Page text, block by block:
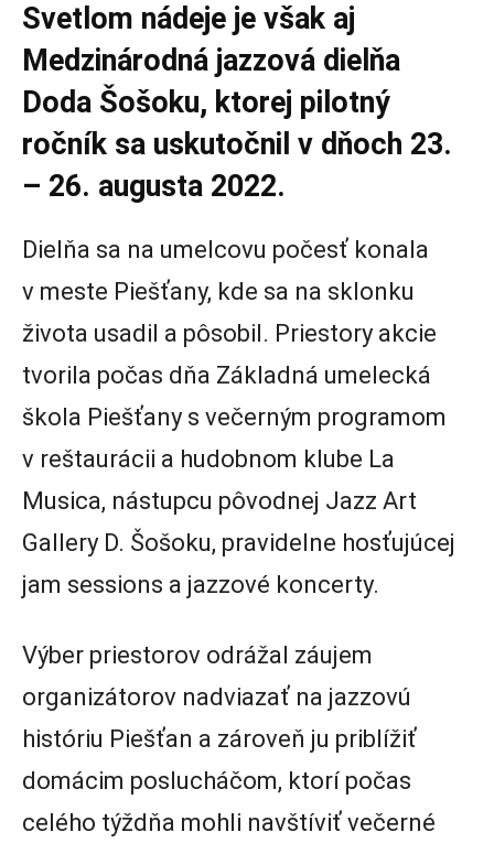
Svetlom nádeje je však aj
Medzinárodná jazzová dielňa
Doda Šošoku, ktorej pilotný
ročník sa uskutočnil v dňoch 23.
– 26. augusta 2022.
Dielňa sa na umelcovu počesť konala
v meste Piešťany, kde sa na sklonku
života usadil a pôsobil. Priestory akcie
tvorila počas dňa Základná umelecká
škola Piešťany s večerným programom
v reštaurácii a hudobnom klube La
Musica, nástupcu pôvodnej Jazz Art
Gallery D. Šošoku, pravidelne hosťujúcej
jam sessions a jazzové koncerty.
Výber priestorov odrážal záujem
organizátorov nadviazať na jazzovú
históriu Piešťan a zároveň ju priblížiť
domácim poslucháčom, ktorí počas
celého týždňa mohli navštíviť večerné